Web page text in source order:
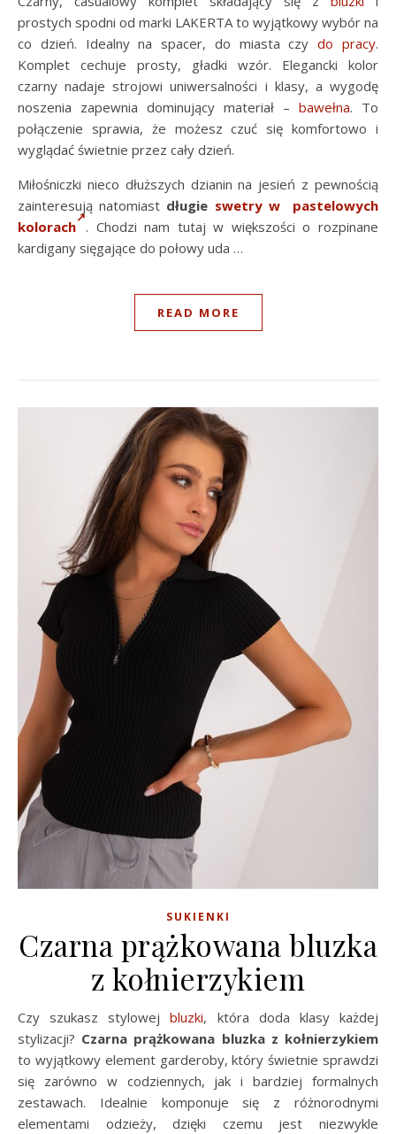
prostych spodni od marki LAKERTA to wyjątkowy wybór na
co dzień. Idealny na spacer, do miasta czydo pracy.
Komplet cechuje prosty, gładki wzór. Elegancki kolor
czarny nadaje strojowi uniwersalności i klasy, a wygodę
noszenia zapewnia dominujący materiał – bawełna. To
połączenie sprawia, że możesz czuć się komfortowo i
wyglądać świetnie przez cały dzień.
Miłośniczki nieco dłuższych dzianin na jesień z pewnością
zainteresują natomiast długie swetry w pastelowych
kolorach . Chodzi nam tutaj w większości o rozpinane
kardigany sięgające do połowy uda …
READ MORE
SUKIENKI
Czarna prążkowana bluzka
z kołnierzykiem
Czy szukasz stylowejbluzki, która doda klasy każdej
stylizacji? Czarna prążkowana bluzka z kołnierzykiem
to wyjątkowy element garderoby, który świetnie sprawdzi
się zarówno w codziennych, jak i bardziej formalnych
zestawach. Idealnie komponuje się z różnorodnymi
elementami odzieży, dzięki czemu jest niezwykle